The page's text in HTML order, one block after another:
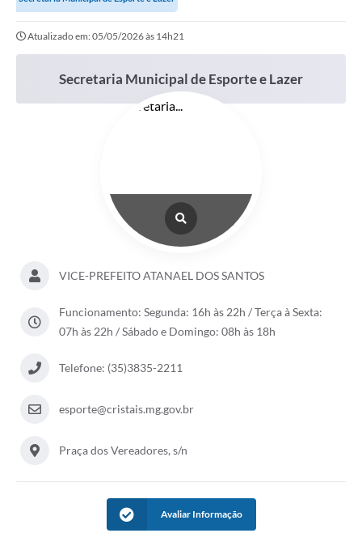
Atualizado em: 05/05/2026 às 14h21
Secretaria Municipal de Esporte e Lazer
VICE-PREFEITO ATANAEL DOS SANTOS
Funcionamento: Segunda: 16h às 22h / Terça à Sexta:
07h às 22h / Sábado e Domingo: 08h às 18h
Telefone: (35)3835-2211
esporte@cristais.mg.gov.br
Praça dos Vereadores, s/n
Avaliar Informação